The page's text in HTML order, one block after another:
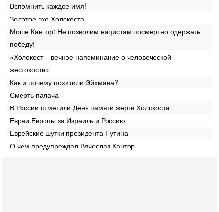
Вспомнить каждое имя!
Золотое эхо Холокоста
Моше Кантор: Не позволим нацистам посмертно одержать
победу!
«Холокост – вечное напоминание о человеческой
жестокости»
Как и почему похитили Эйхмана?
Смерть палача
В России отметили День памяти жертв Холокоста
Евреи Европы за Израиль и Россию
Еврейские шутки президента Путина
О чем предупреждал Вячеслав Кантор